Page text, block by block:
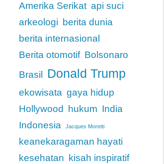
Amerika Serikat api suci
arkeologi berita dunia
berita internasional
Berita otomotif Bolsonaro
Brasil
Donald Trump
ekowisata gaya hidup
Hollywood
hukum India
Indonesia
Jacques Moretti
keanekaragaman hayati
kesehatan
kisah inspiratif